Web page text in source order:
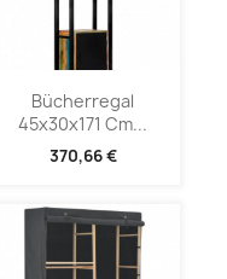
Bücherregal
45x30x171 Cm...
370,66 €